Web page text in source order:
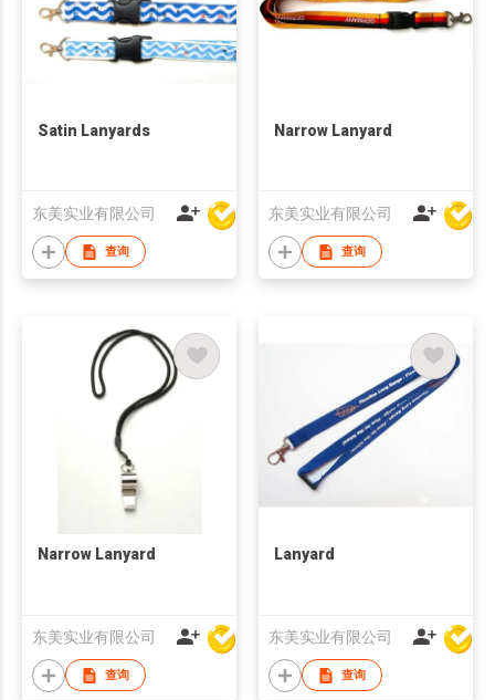
Satin Lanyards
东美实业有限公司
查询
Narrow Lanyard
东美实业有限公司
查询
Narrow Lanyard
东美实业有限公司
查询
Lanyard
东美实业有限公司
查询